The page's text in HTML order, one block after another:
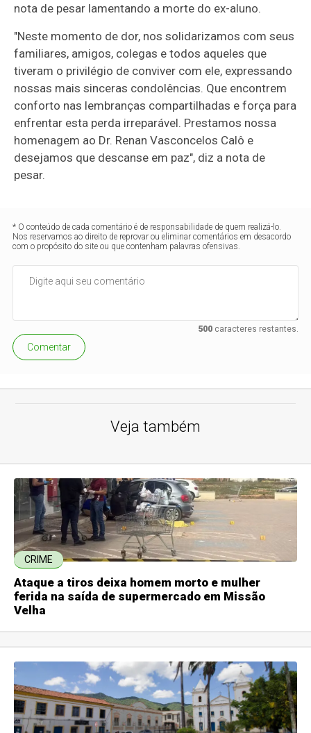
nota de pesar lamentando a morte do ex-aluno.
"Neste momento de dor, nos solidarizamos com seus
familiares, amigos, colegas e todos aqueles que
tiveram o privilégio de conviver com ele, expressando
nossas mais sinceras condolências. Que encontrem
conforto nas lembranças compartilhadas e força para
enfrentar esta perda irreparável. Prestamos nossa
homenagem ao Dr. Renan Vasconcelos Calô e
desejamos que descanse em paz", diz a nota de
pesar.
* O conteúdo de cada comentário é de responsabilidade de quem realizá-lo.
Nos reservamos ao direito de reprovar ou eliminar comentários em desacordo
com o propósito do site ou que contenham palavras ofensivas.
500caracteres restantes.
Comentar
Veja também
CRIME
Ataque a tiros deixa homem morto e mulher
ferida na saída de supermercado em Missão
Velha